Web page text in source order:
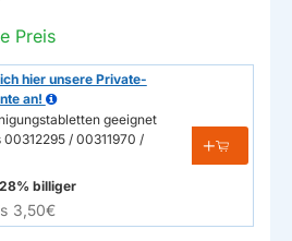
Preis
hier unsere Private-
an!
geeignet
/ 00311970 /
28% billiger
3,50€